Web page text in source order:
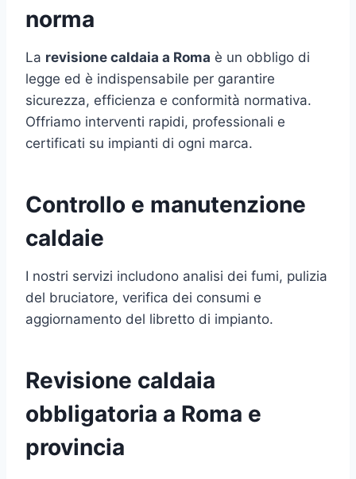
norma
La revisione caldaia a Roma è un obbligo di
legge ed è indispensabile per garantire
sicurezza, efficienza e conformità normativa.
Offriamo interventi rapidi, professionali e
certificati su impianti di ogni marca.
Controllo e manutenzione
caldaie
I nostri servizi includono analisi dei fumi, pulizia
del bruciatore, verifica dei consumi e
aggiornamento del libretto di impianto.
Revisione caldaia
obbligatoria a Roma e
provincia